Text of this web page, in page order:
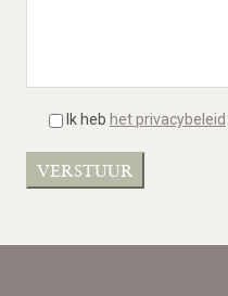
Ik heb het privacybeleid